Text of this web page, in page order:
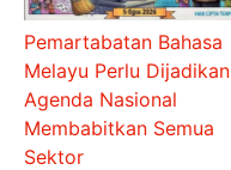
Pemartabatan Bahasa
Melayu Perlu Dijadikan
Agenda Nasional
Membabitkan Semua
Sektor